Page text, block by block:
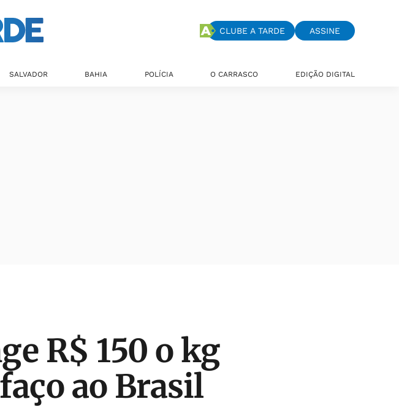
CLUBE A TARDE ASSINE
SALVADOR BAHIA POLÍCIA O CARRASCO EDIÇÃO DIGITAL
R$ 150 o kg
ao Brasil